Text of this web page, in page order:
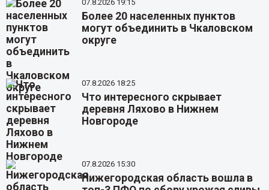
07.8.2026 19:15
Более 20 населенных пунктов
могут объединить в Чкаловском
округе
07.8.2026 18:25
Что интересного скрывает
деревня Ляхово в Нижнем
Новгороде
07.8.2026 15:30
Нижегородская область вошла в